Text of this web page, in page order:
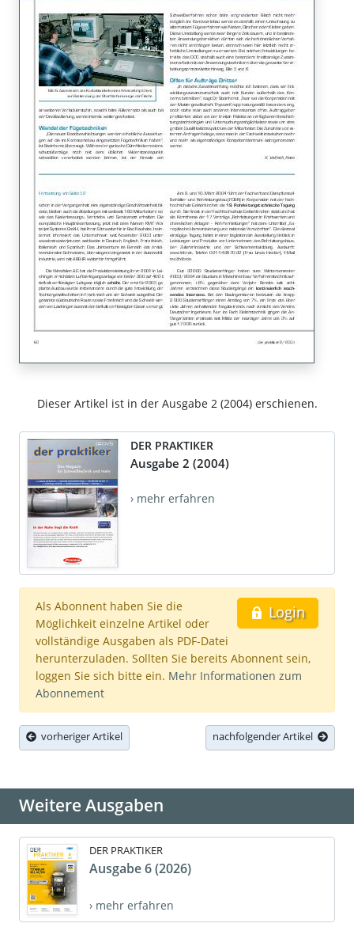
Dieser Artikel ist in der Ausgabe 2 (2004) erschienen.
DER PRAKTIKER
Ausgabe 2 (2004)
› mehr erfahren
Login
Als Abonnent haben Sie die
Möglichkeit einzelne Artikel oder
vollständige Ausgaben als PDF-Datei
herunterzuladen. Sollten Sie bereits Abonnent sein,
loggen Sie sich bitte ein. Mehr Informationen zum
Abonnement
vorheriger Artikel nachfolgender Artikel
Weitere Ausgaben
DER PRAKTIKER
Ausgabe 6 (2026)
› mehr erfahren